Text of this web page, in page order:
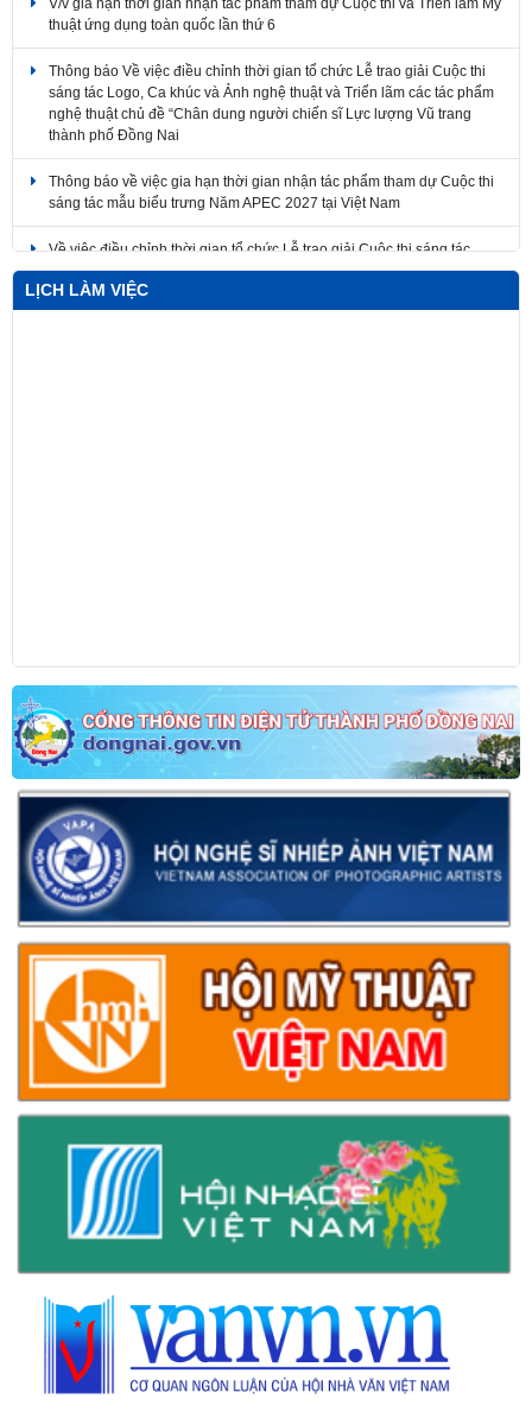
thuật ứng dụng toàn quốc lần thứ 6
Thông báo Về việc điều chỉnh thời gian tổ chức Lễ trao giải Cuộc thi
sáng tác Logo, Ca khúc và Ảnh nghệ thuật và Triển lãm các tác phẩm
nghệ thuật chủ đề “Chân dung người chiến sĩ Lực lượng Vũ trang
thành phố Đồng Nai
Thông báo về việc gia hạn thời gian nhận tác phẩm tham dự Cuộc thi
sáng tác mẫu biểu trưng Năm APEC 2027 tại Việt Nam
Về việc điều chỉnh thời gian tổ chức Lễ trao giải Cuộc thi sáng tác
thuật
LỊCH LÀM VIỆC